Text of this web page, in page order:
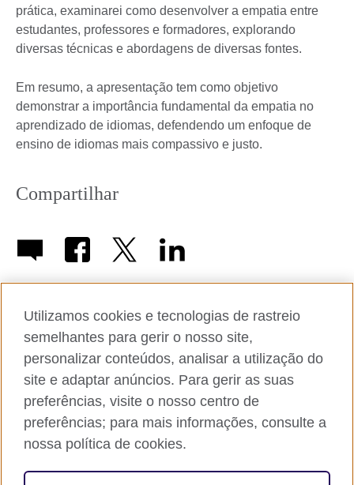
prática, examinarei como desenvolver a empatia entre
estudantes, professores e formadores, explorando
diversas técnicas e abordagens de diversas fontes.
Em resumo, a apresentação tem como objetivo
demonstrar a importância fundamental da empatia no
aprendizado de idiomas, defendendo um enfoque de
ensino de idiomas mais compassivo e justo.
Compartilhar
Sobre o British Council nas Américas
Trabalhe conosco
Proteção Integral
Cookies
Utilizamos cookies e tecnologias de rastreio
semelhantes para gerir o nosso site,
personalizar conteúdos, analisar a utilização do
site e adaptar anúncios. Para gerir as suas
preferências, visite o nosso centro de
preferências; para mais informações, consulte a
nossa política de cookies.